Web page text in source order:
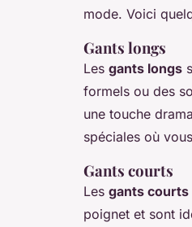
mode. Voici
Gants longs
Les gants longs
formels ou des
une touche
spéciales où
Gants courts
Les gants courts
poignet et sont